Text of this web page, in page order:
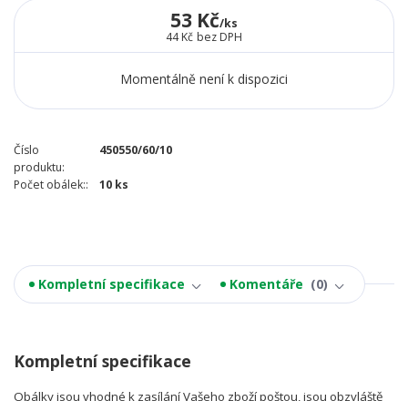
53 Kč/ks
44 Kč bez DPH
Momentálně není k dispozici
Číslo
produktu:
450550/60/10
Počet obálek:: 10 ks
Kompletní specifikace Komentáře 0
Kompletní specifikace
Obálky jsou vhodné k zasílání Vašeho zboží poštou, jsou obzvláště